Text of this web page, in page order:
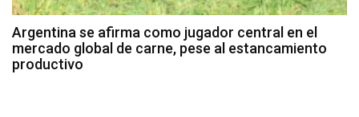
Argentina se afirma como jugador central en el
mercado global de carne, pese al estancamiento
productivo